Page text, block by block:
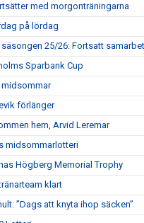
med morgonträningarna
på lördag
25/26: Fortsatt
Sparbank Cup
midsommar
förlänger
hem, Arvid Leremar
midsommarlotteri
Högberg Memorial Trophy
klart
”Dags att knyta ihop säcken”